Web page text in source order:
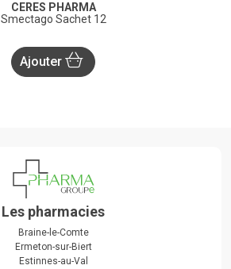
CERES PHARMA
Smectago Sachet 12
Ajouter
Les pharmacies
Braine-le-Comte
Ermeton-sur-Biert
Estinnes-au-Val